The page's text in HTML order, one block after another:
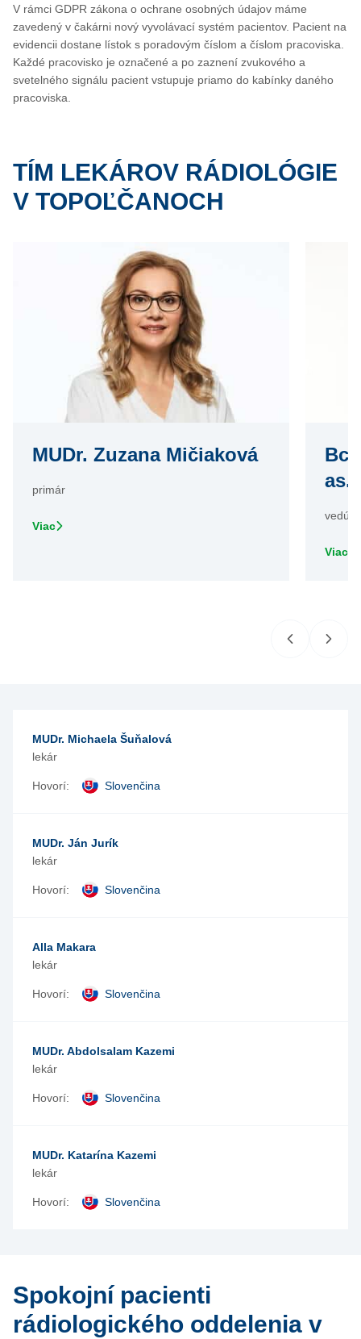
V rámci GDPR zákona o ochrane osobných údajov máme
zavedený v čakárni nový vyvolávací systém pacientov. Pacient na
evidencii dostane lístok s poradovým číslom a číslom pracoviska.
Každé pracovisko je označené a po zaznení zvukového a
svetelného signálu pacient vstupuje priamo do kabínky daného
pracoviska.
TÍM LEKÁROV RÁDIOLÓGIE
V TOPOĽČANOCH
MUDr. Zuzana Mičiaková
primár
Viac
Bc.
as.
vedúci
Viac
MUDr. Michaela Šuňalová
lekár
Hovorí: Slovenčina
MUDr. Ján Jurík
lekár
Hovorí: Slovenčina
Alla Makara
lekár
Hovorí: Slovenčina
MUDr. Abdolsalam Kazemi
lekár
Hovorí: Slovenčina
MUDr. Katarína Kazemi
lekár
Hovorí: Slovenčina
Spokojní pacienti
rádiologického oddelenia v